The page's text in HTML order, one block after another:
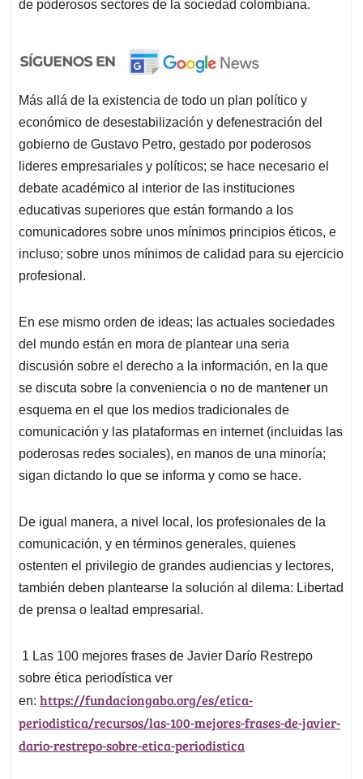
de poderosos sectores de la sociedad colombiana.
Más allá de la existencia de todo un plan político y
económico de desestabilización y defenestración del
gobierno de Gustavo Petro, gestado por poderosos
lideres empresariales y políticos; se hace necesario el
debate académico al interior de las instituciones
educativas superiores que están formando a los
comunicadores sobre unos mínimos principios éticos, e
incluso; sobre unos mínimos de calidad para su ejercicio
profesional.
En ese mismo orden de ideas; las actuales sociedades
del mundo están en mora de plantear una seria
discusión sobre el derecho a la información, en la que
se discuta sobre la conveniencia o no de mantener un
esquema en el que los medios tradicionales de
comunicación y las plataformas en internet (incluidas las
poderosas redes sociales), en manos de una minoría;
sigan dictando lo que se informa y como se hace.
De igual manera, a nivel local, los profesionales de la
comunicación, y en términos generales, quienes
ostenten el privilegio de grandes audiencias y lectores,
también deben plantearse la solución al dilema: Libertad
de prensa o lealtad empresarial.
1 Las 100 mejores frases de Javier Darío Restrepo
sobre ética periodística ver
en: https://fundaciongabo.org/es/etica-
periodistica/recursos/las-100-mejores-frases-de-javier-
dario-restrepo-sobre-etica-periodistica